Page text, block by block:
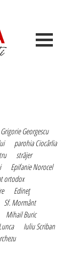
Grigorie Georgescu
parohia Ciocârlia
străjer
Epifanie Norocel
ortodox
Edineţ
Sf. Mormânt
Mihail Buric
Iuliu Scriban